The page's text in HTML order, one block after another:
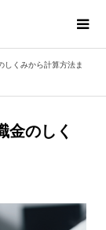
しくみから計算方法ま
金のしく